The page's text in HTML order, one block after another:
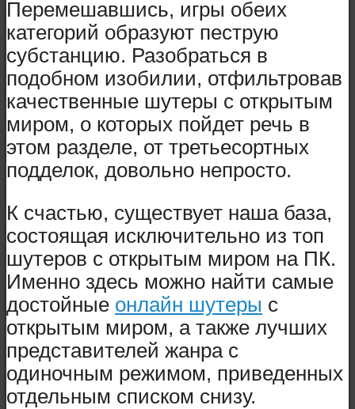
Перемешавшись, игры обеих
категорий образуют пеструю
субстанцию. Разобраться в
подобном изобилии, отфильтровав
качественные шутеры с открытым
миром, о которых пойдет речь в
этом разделе, от третьесортных
подделок, довольно непросто.
К счастью, существует наша база,
состоящая исключительно из топ
шутеров с открытым миром на ПК.
Именно здесь можно найти самые
достойные онлайн шутеры с
открытым миром, а также лучших
представителей жанра с
одиночным режимом, приведенных
отдельным списком снизу.